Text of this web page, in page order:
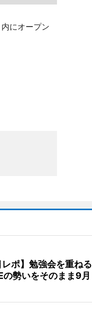
にオープン
ポ】勉強会を重ねる
勢いをそのまま9月